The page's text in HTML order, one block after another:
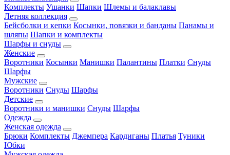
Комплекты Ушанки Шапки Шлемы и балаклавы
Летняя коллекция
Бейсболки и кепки Косынки, повязки и банданы Панамы и
шляпы Шапки и комплекты
Шарфы и снуды
Женские
Воротники Косынки Манишки Палантины Платки Снуды
Шарфы
Мужские
Воротники Снуды Шарфы
Детские
Воротники и манишки Снуды Шарфы
Одежда
Женская одежда
Брюки Комплекты Джемпера Кардиганы Платья Туники
Юбки